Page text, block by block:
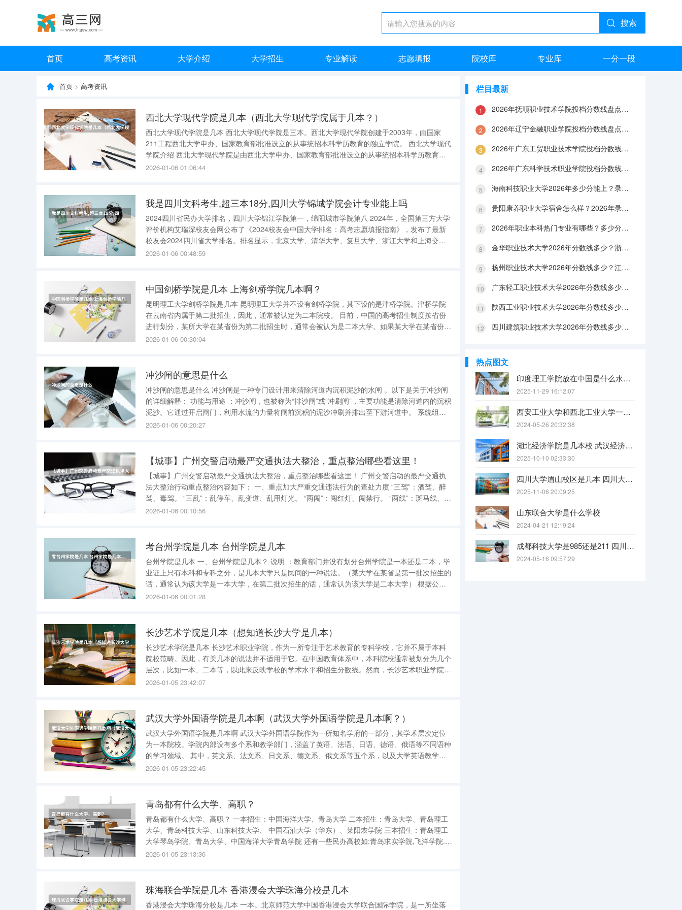
搜索
首页 高考资讯 大学介绍 大学招生 专业解读 志愿填报 院校库 专业库 一分一段
首页 > 高考资讯
西北大学现代学院是几本（西北大学现代学院属于几本？）
西北大学现代学院是几本 西北大学现代学院是三本。西北大学现代学院创建于2003年，由国家
211工程西北大学申办、国家教育部批准设立的从事统招本科学历教育的独立学院。 西北大学现代
学院介绍 西北大学现代学院是由西北大学申办、国家教育部批准设立的从事统招本科学历教育的
独立学院。现代学院继承百年名校的光荣传统，以创新模式兴教办学，适应了中国高等教育的发展
2026-01-06 01:06:44
我是四川文科考生,超三本18分,四川大学锦城学院会计专业能上吗
2024四川省民办大学排名，四川大学锦江学院第一，绵阳城市学院第八 2024年，全国第三方大学
评价机构艾瑞深校友会网公布了《2024校友会中国大学排名：高考志愿填报指南》，发布了最新
校友会2024四川省大学排名。排名显示，北京大学、清华大学、复旦大学、浙江大学和上海交通
大学位于全国大学排名的前五名，其中四川大学、四川大学锦江学院、四川省职业技术大学、四川
2026-01-06 00:48:59
中国剑桥学院是几本 上海剑桥学院几本啊？
昆明理工大学剑桥学院是几本 昆明理工大学并不设有剑桥学院，其下设的是津桥学院。津桥学院
在云南省内属于第二批招生，因此，通常被认定为二本院校。 目前，中国的高考招生制度按省份
进行划分，某所大学在某省份为第二批招生时，通常会被认为是二本大学。如果某大学在某省份属
于第三批招生，则会被认为是三本大学。如果有大学同时具备二批和三批招生的资格，通常也会被
2026-01-06 00:30:04
冲沙闸的意思是什么
冲沙闸的意思是什么 冲沙闸是一种专门设计用来清除河道内沉积泥沙的水闸 。以下是关于冲沙闸
的详细解释： 功能与用途 ：冲沙闸，也被称为“排沙闸”或“冲刷闸”，主要功能是清除河道内的沉积
泥沙。它通过开启闸门，利用水流的力量将闸前沉积的泥沙冲刷并排出至下游河道中。 系统组成
：冲沙闸通常与拦河坝和进水闸等其他水工设施一起，组成一个完整的渠首工程系统。这些设施协
2026-01-06 00:20:27
【城事】广州交警启动最严交通执法大整治，重点整治哪些看这里！
【城事】广州交警启动最严交通执法大整治，重点整治哪些看这里！ 广州交警启动的最严交通执
法大整治行动重点整治内容如下： 一、重点加大严重交通违法行为的查处力度 “三驾”：酒驾、醉
驾、毒驾。 “三乱”：乱停车、乱变道、乱用灯光。 “两闯”：闯红灯、闯禁行。 “两线”：斑马线、停
2026-01-06 00:10:56
考台州学院是几本 台州学院是几本
台州学院是几本 一、台州学院是几本？ 说明 ：教育部门并没有划分台州学院是一本还是二本，毕
业证上只有本科和专科之分，是几本大学只是民间的一种说法。（某大学在某省是第一批次招生的
话，通常认为该大学是一本大学，在第二批次招生的话，通常认为该大学是二本大学） 根据公开
信息可知：台州学院在浙江是本科批次招生，所以我们通常认为台州学院是本科大学。（注：目前
2026-01-06 00:01:28
长沙艺术学院是几本（想知道长沙大学是几本）
长沙艺术学院是几本 长沙艺术职业学院，作为一所专注于艺术教育的专科学校，它并不属于本科
院校范畴。因此，有关几本的说法并不适用于它。在中国教育体系中，本科院校通常被划分为几个
层次，比如一本、二本等，以此来反映学校的学术水平和招生分数线。然而，长沙艺术职业学院作
为一所专科（高职）院校，它的定位更加注重技能培养和技术应用，而非学术研究和理论深度。
2026-01-05 23:42:07
武汉大学外国语学院是几本啊（武汉大学外国语学院是几本啊？）
武汉大学外国语学院是几本啊 武汉大学外国语学院作为一所知名学府的一部分，其学术层次定位
为一本院校。学院内部设有多个系和教学部门，涵盖了英语、法语、日语、德语、俄语等不同语种
的学习领域。 其中，英文系、法文系、日文系、德文系、俄文系等五个系，以及大学英语教学
部，共同构成了该院的教学体系。学生可以选择攻读英、俄、德、法、日等五个专业的本科学位。
2026-01-05 23:22:45
青岛都有什么大学、高职？
青岛都有什么大学、高职？ 一本招生：中国海洋大学、青岛大学 二本招生：青岛大学、青岛理工
大学、青岛科技大学、山东科技大学、 中国石油大学（华东）、莱阳农学院 三本招生：青岛理工
大学琴岛学院、青岛大学、中国海洋大学青岛学院 还有一些民办高校如:青岛求实学院,飞洋学院.恒
星学院等 排名 海大第一，是211，部署的 石油大学第二，现在在黄岛有校区 青岛大学第三，省属
2026-01-05 23:13:36
珠海联合学院是几本 香港浸会大学珠海分校是几本
香港浸会大学珠海分校是几本 一本。北京师范大学中国香港浸会大学联合国际学院，是一所坐落
栏目最新
2026年抚顺职业技术学院投档分数线盘点：录取分数、生活与就业指南
2026年辽宁金融职业学院投档分数线盘点：录取分数、生活与就业指南
2026年广东工贸职业技术学院投档分数线盘点：录取分数、生活与就业指南
2026年广东科学技术职业学院投档分数线盘点：录取分数、生活与就业指南
海南科技职业大学2026年多少分能上？录取分数线与生活成本解答
贵阳康养职业大学宿舍怎么样？2026年录取分数、费用及入学手续
2026年职业本科热门专业有哪些？多少分能上？绿牌专业有哪些？
金华职业技术大学2026年分数线多少？浙江考生563分能上吗？机械专业好就业吗？
扬州职业技术大学2026年分数线多少？江苏考生528分能上吗？医养照护好就业吗？
广东轻工职业技术大学2026年分数线多少？广东考生542分能上吗？
陕西工业职业技术大学2026年分数线多少？陕西考生355分能上吗？机械专业好就业吗？
四川建筑职业技术大学2026年分数线多少？四川考生510分能上吗？建筑专业好就业吗？
热点图文
印度理工学院放在中国是什么水平？
2025-11-29 16:12:07
西安工业大学和西北工业大学一样吗
2024-05-26 20:32:38
湖北经济学院是几本校 武汉经济学院是几本
2025-10-10 02:33:30
四川大学眉山校区是几本 四川大学锦江学院是几本？咋样？
2025-11-06 20:09:25
山东联合大学是什么学校
2024-04-21 12:19:24
成都科技大学是985还是211 四川科技大学全国排名
2024-05-16 09:57:29